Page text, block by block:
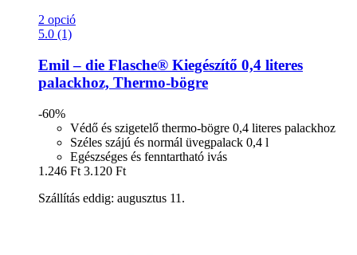
2 opció
5.0 (1)
Emil – die Flasche® Kiegészítő 0,4 literes
palackhoz, Thermo-​bögre
-60%
Védő és szigetelő thermo-bögre 0,4 literes palackhoz
Széles szájú és normál üvegpalack 0,4 l
Egészséges és fenntartható ivás
1.246 Ft 3.120 Ft
Szállítás eddig: augusztus 11.